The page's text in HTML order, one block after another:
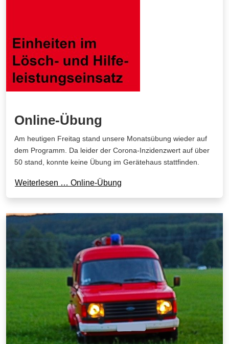
Online-Übung
Am heutigen Freitag stand unsere Monatsübung wieder auf
dem Programm. Da leider der Corona-Inzidenzwert auf über
50 stand, konnte keine Übung im Gerätehaus stattfinden.
Weiterlesen … Online-Übung